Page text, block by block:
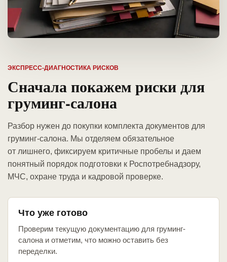
ЭКСПРЕСС-ДИАГНОСТИКА РИСКОВ
Сначала покажем риски для
груминг-салона
Разбор нужен до покупки комплекта документов для
груминг-салона. Мы отделяем обязательное
от лишнего, фиксируем критичные пробелы и даем
понятный порядок подготовки к Роспотребнадзору,
МЧС, охране труда и кадровой проверке.
Что уже готово
Проверим текущую документацию для груминг-
салона и отметим, что можно оставить без
переделки.